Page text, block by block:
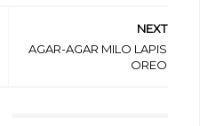
NEXT
AGAR-AGAR MILO LAPIS
OREO